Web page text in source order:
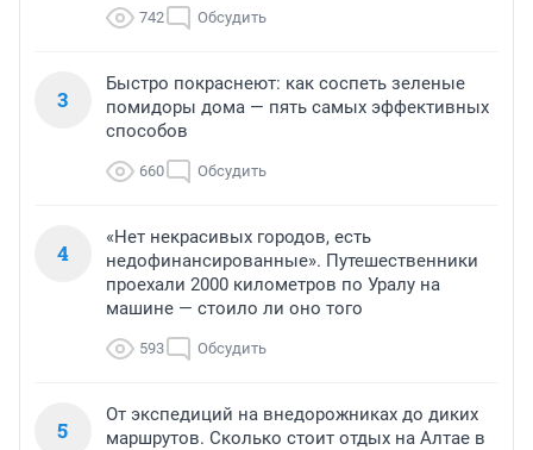
742 Обсудить
3
Быстро покраснеют: как соспеть зеленые
помидоры дома — пять самых эффективных
способов
660 Обсудить
4
«Нет некрасивых городов, есть
недофинансированные». Путешественники
проехали 2000 километров по Уралу на
машине — стоило ли оно того
593 Обсудить
5
От экспедиций на внедорожниках до диких
маршрутов. Сколько стоит отдых на Алтае в